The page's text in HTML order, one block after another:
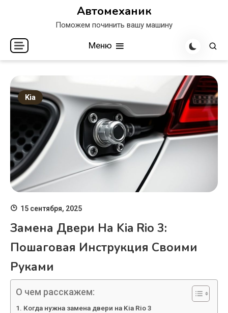
Автомеханик
Поможем починить вашу машину
Меню
Kia
15 сентября, 2025
Замена Двери На Kia Rio 3:
Пошаговая Инструкция Своими
Руками
О чем расскажем:
Когда нужна замена двери на Kia Rio 3